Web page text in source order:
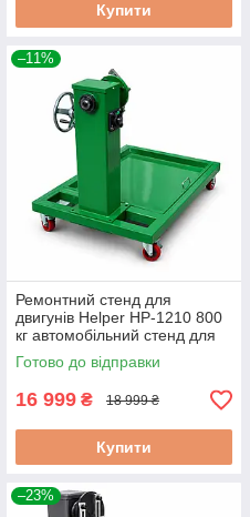
Купити
–11%
Ремонтний стенд для
двигунів Helper HP-1210 800
кг автомобільний стенд для
двигуна з піддоном
Готово до відправки
16 999 ₴ 18 999 ₴
Купити
–23%